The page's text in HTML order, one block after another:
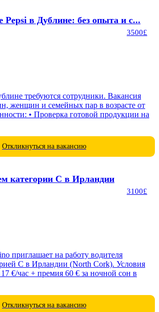
Pepsi в Дублине: без опыта и с...
3500£
требуются сотрудники. Вакансия
женщин и семейных пар в возрасте от
Откликнуться на вакансию
категории C в Ирландии
3100£
приглашает на работу водителя
C в Ирландии (North Cork). Условия
€/час + премия 60 € за ночной сон в
Откликнуться на вакансию